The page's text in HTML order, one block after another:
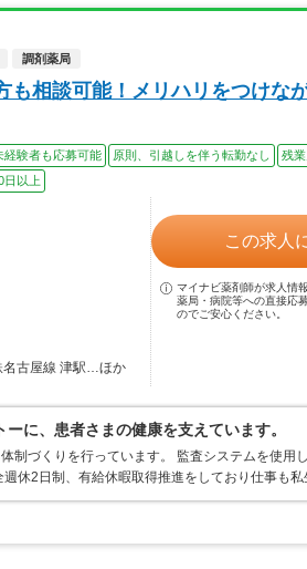
調剤薬局
も相談可能！メリハリをつけな
経験者も応募可能 原則、引越しを伴う転勤なし 残
日以上
名古屋線 津駅…ほか
この求人
マイナビ薬剤師が求人情
薬局・病院等への直接応
のでご安心ください。
に、患者さまの健康を支えています。
制づくりを行っています。 監査システムを使用
週休2日制、有給休暇取得推進をしており仕事も